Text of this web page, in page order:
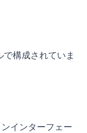
構成されていま
インターフェー